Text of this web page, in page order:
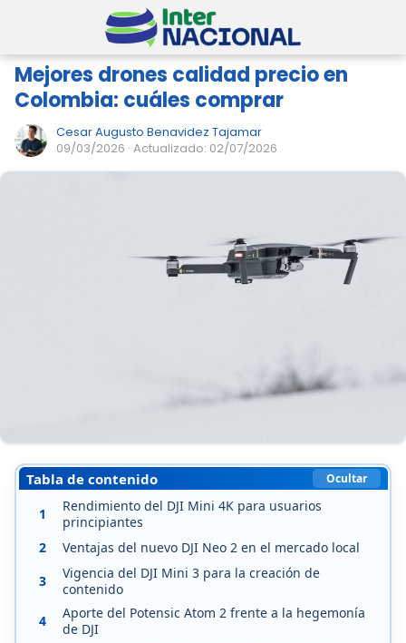
Mejores drones calidad precio en
Colombia: cuáles comprar
Cesar Augusto Benavidez Tajamar
09/03/2026 · Actualizado: 02/07/2026
Tabla de contenido Ocultar
1
Rendimiento del DJI Mini 4K para usuarios
principiantes
2
Ventajas del nuevo DJI Neo 2 en el mercado local
3
Vigencia del DJI Mini 3 para la creación de
contenido
4
Aporte del Potensic Atom 2 frente a la hegemonía
de DJI